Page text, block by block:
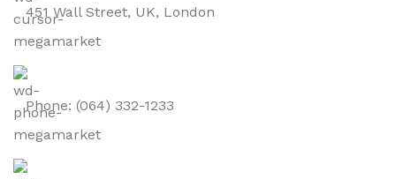
451 Wall Street, UK, London
Phone: (064) 332-1233